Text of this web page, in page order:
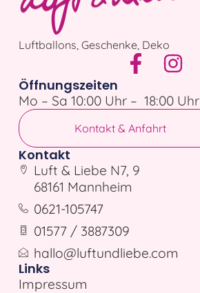
Luftballons, Geschenke, Deko
Öffnungszeiten
Mo – Sa 10:00 Uhr – 18:00 Uhr
Kontakt & Anfahrt
Kontakt
Luft & Liebe N7, 9
68161 Mannheim
0621-105747
01577 / 3887309
hallo@luftundliebe.com
Links
Impressum